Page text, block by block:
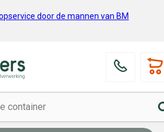
door de mannen van BM